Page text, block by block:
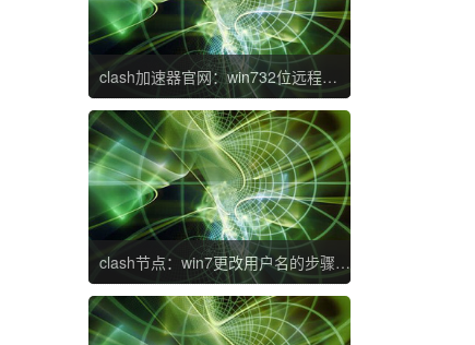
clash加速器官网：win732位远程协助怎么打开 win7 32位远程协助开启设置方法
clash节点：win7更改用户名的步骤 win7用户名怎么改